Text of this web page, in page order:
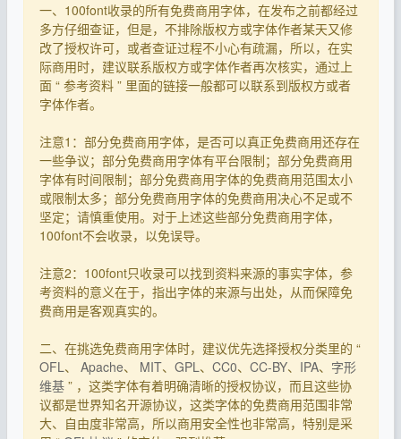
一、100font收录的所有免费商用字体，在发布之前都经过
多方仔细查证，但是，不排除版权方或字体作者某天又修
改了授权许可，或者查证过程不小心有疏漏，所以，在实
际商用时，建议联系版权方或字体作者再次核实，通过上
面 “ 参考资料 ” 里面的链接一般都可以联系到版权方或者
字体作者。
注意1：部分免费商用字体，是否可以真正免费商用还存在
一些争议；部分免费商用字体有平台限制；部分免费商用
字体有时间限制；部分免费商用字体的免费商用范围太小
或限制太多；部分免费商用字体的免费商用决心不足或不
坚定；请慎重使用。对于上述这些部分免费商用字体，
100font不会收录，以免误导。
注意2：100font只收录可以找到资料来源的事实字体，参
考资料的意义在于，指出字体的来源与出处，从而保障免
费商用是客观真实的。
二、在挑选免费商用字体时，建议优先选择授权分类里的 “
OFL、 Apache、 MIT、 GPL、 CC0、 CC-BY、 IPA、 字形
维基 ” ，这类字体有着明确清晰的授权协议，而且这些协
议都是世界知名开源协议，这类字体的免费商用范围非常
大、自由度非常高，所以商用安全性也非常高，特别是采